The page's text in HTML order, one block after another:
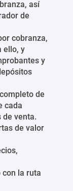
así
de
cobranza,
ello, y
y
de
cada
de venta.
de valor
la ruta